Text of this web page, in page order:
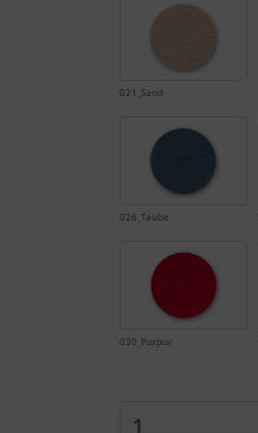
021_Sand
026_Taube
030_Purpur